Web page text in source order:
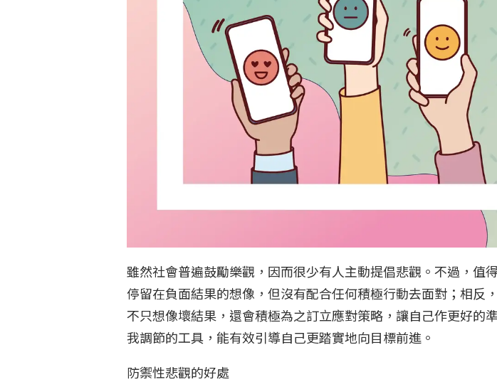
雖然社會普遍鼓勵樂觀，因而很少有人主動提倡悲觀。不過，值
停留在負面結果的想像，但沒有配合任何積極行動去面對；相
不只想像壞結果，還會積極為之訂立應對策略，讓自己作更好的
我調節的工具，能有效引導自己更踏實地向目標前進。
防禦性悲觀的好處